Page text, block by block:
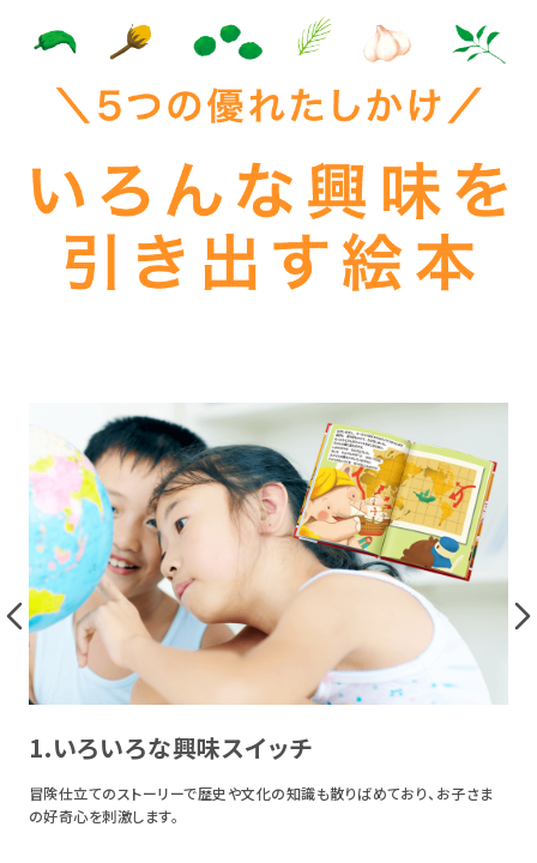
1.いろいろな興味スイッチ
冒険仕立てのストーリーで歴史や文化の知識も散りばめており、お子さま
の好奇心を刺激します。